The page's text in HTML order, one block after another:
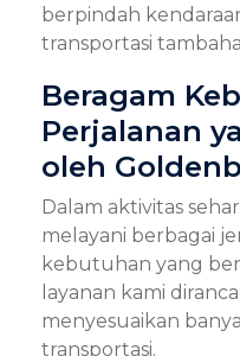
berpindah
transportasi
Beragam
Perjalanan
oleh
Dalam aktivitas
melayani berbagai
kebutuhan yang
layanan kami
menyesuaikan
transportasi.